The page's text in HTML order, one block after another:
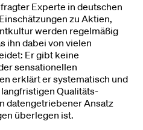
Experte in deutschen
zu Aktien,
werden regelmäßig
ihn dabei von vielen
Er gibt keine
sensationellen
erklärt er systematisch und
Qualitäts-
datengetriebener Ansatz
überlegen ist.